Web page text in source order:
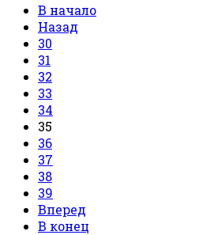
В начало
Назад
30
31
32
33
34
35
36
37
38
39
Вперед
В конец